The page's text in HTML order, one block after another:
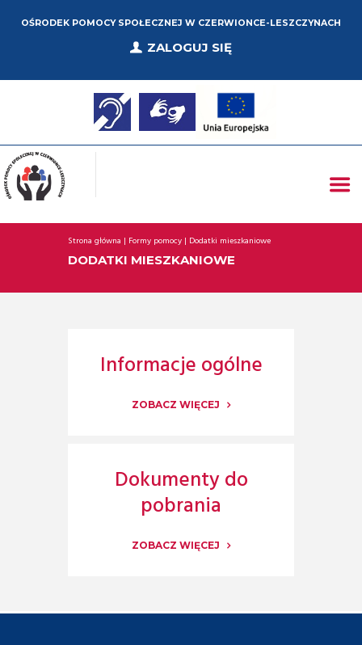
OŚRODEK POMOCY SPOŁECZNEJ W CZERWIONCE-LESZCZYNACH
ZALOGUJ SIĘ
Strona główna Formy pomocy Dodatki mieszkaniowe
DODATKI MIESZKANIOWE
Informacje ogólne
ZOBACZ WIĘCEJ
Dokumenty do
pobrania
ZOBACZ WIĘCEJ